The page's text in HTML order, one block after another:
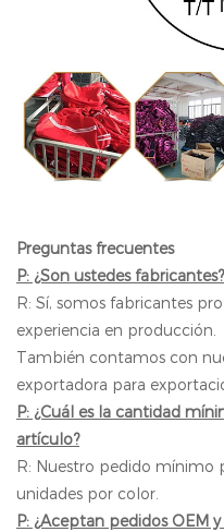
Preguntas frecuentes
P: ¿Son ustedes fabricantes?
R: Sí, somos fabricantes
experiencia en producción.
También contamos con
exportadora para
P: ¿Cuál es la cantidad
artículo?
R: Nuestro pedido mínimo
unidades por color.
P: ¿Aceptan pedidos OEM